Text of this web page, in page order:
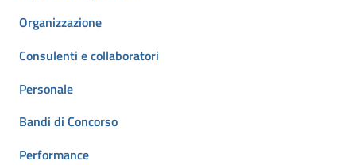
Organizzazione
Consulenti e collaboratori
Personale
Bandi di Concorso
Performance